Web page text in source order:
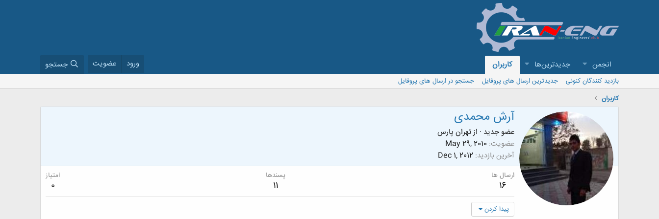
انجمن جدیدترین‌ها کاربران ورود عضویت جستجو
بازدید کنندگان کنونی جدیدترین ارسال های پروفایل
جستجو در ارسال های پروفایل
کاربران
آرش محمدی
عضو جدید · ازتهران پارس
عضویت May 29, 2010
آخرین بازدید Dec 1, 2012
ارسال ها
16
پسندها
11
امتیاز
0
پیدا کردن